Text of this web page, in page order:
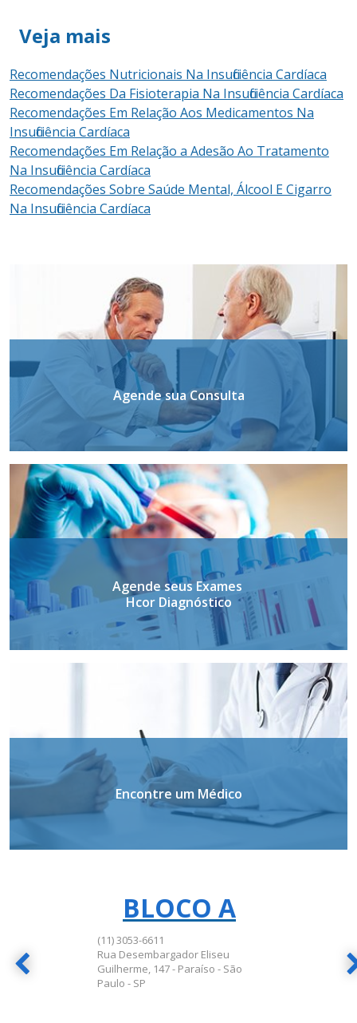
Veja mais
Recomendações Nutricionais Na Insuficiência Cardíaca
Recomendações Da Fisioterapia Na Insuficiência Cardíaca
Recomendações Em Relação Aos Medicamentos Na
Insuficiência Cardíaca
Recomendações Em Relação a Adesão Ao Tratamento
Na Insuficiência Cardíaca
Recomendações Sobre Saúde Mental, Álcool E Cigarro
Na Insuficiência Cardíaca
Agende sua Consulta
Agende seus Exames
Hcor Diagnóstico
Encontre um Médico
BLOCO A
(11) 3053-6611
Rua Desembargador Eliseu
Guilherme, 147 - Paraíso - São
Paulo - SP